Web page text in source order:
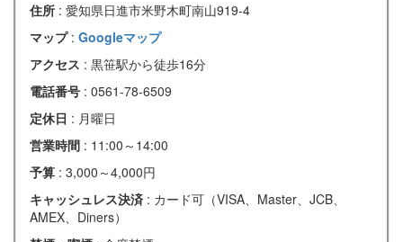
住所 : 愛知県日進市米野木町南山919-4
マップ : Googleマップ
アクセス : 黒笹駅から徒歩16分
電話番号 : 0561-78-6509
定休日 : 月曜日
営業時間 : 11:00～14:00
予算 : 3,000～4,000円
キャッシュレス決済 : カード可（VISA、Master、JCB、
AMEX、Diners）